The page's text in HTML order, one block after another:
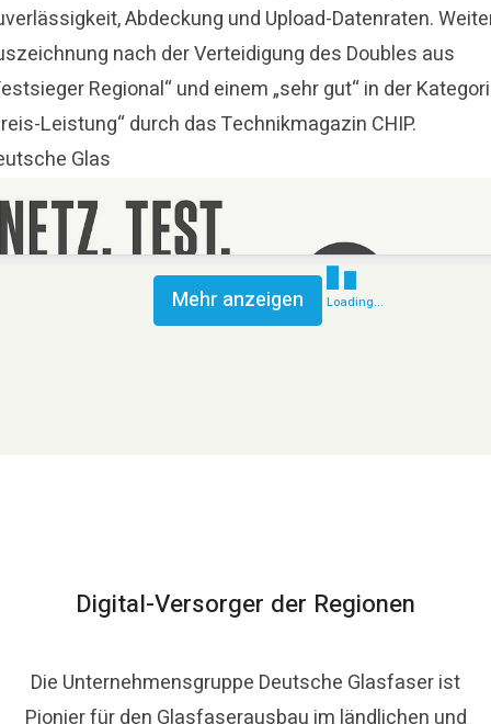
Abdeckung und Upload-Datenraten.
nach der Verteidigung des Doubles aus
Regional“ und einem „sehr gut“ in der
Leistung“ durch das Technikmagazin CHIP.
Glas
Mehr anzeigen Loading...
Digital-Versorger der Regionen
Die Unternehmensgruppe Deutsche Glasfaser ist
Pionier für den Glasfaserausbau im ländlichen und